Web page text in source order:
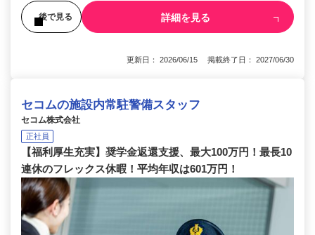
後で見る 詳細を見る
更新日： 2026/06/15 掲載終了日： 2027/06/30
セコムの施設内常駐警備スタッフ
セコム株式会社
正社員
【福利厚生充実】奨学金返還支援、最大100万円！最長10
連休のフレックス休暇！平均年収は601万円！